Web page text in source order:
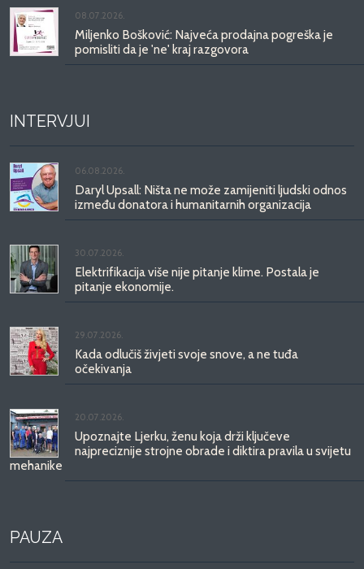
08.07.2026.
Miljenko Bošković: Najveća prodajna pogreška je
pomisliti da je 'ne' kraj razgovora
INTERVJUI
06.08.2026.
Daryl Upsall: Ništa ne može zamijeniti ljudski odnos
između donatora i humanitarnih organizacija
30.07.2026.
Elektrifikacija više nije pitanje klime. Postala je
pitanje ekonomije.
29.07.2026.
Kada odlučiš živjeti svoje snove, a ne tuđa
očekivanja
20.07.2026.
Upoznajte Ljerku, ženu koja drži ključeve
najpreciznije strojne obrade i diktira pravila u svijetu
mehanike
PAUZA